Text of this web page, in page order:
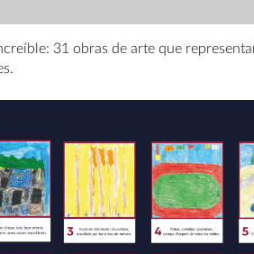
31 obras de arte que